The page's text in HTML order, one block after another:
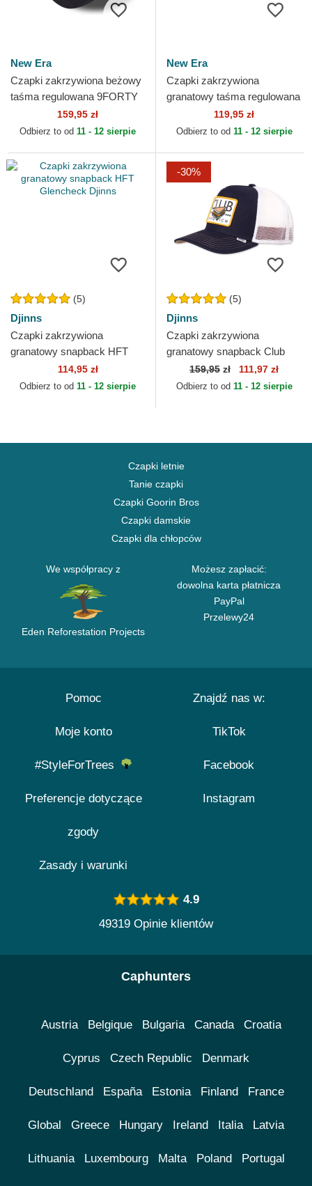
New Era
Czapki zakrzywiona beżowy
taśma regulowana 9FORTY
World Series New York
Yankees MLB New Era
159,95 zł
Odbierz to od 11 - 12 sierpie
New Era
Czapki zakrzywiona
granatowy taśma regulowana
9FORTY Outline New York
Yankees MLB New Era
119,95 zł
Odbierz to od 11 - 12 sierpie
(5)
Djinns
Czapki zakrzywiona
granatowy snapback HFT
Glencheck Djinns
114,95 zł
Odbierz to od 11 - 12 sierpie
-30%
(5)
Djinns
Czapki zakrzywiona
granatowy snapback Club
Sandwich HFT Food Djinns
159,95 zł 111,97 zł
Odbierz to od 11 - 12 sierpie
Czapki letnie
Tanie czapki
Czapki Goorin Bros
Czapki damskie
Czapki dla chłopców
We współpracy z
Eden Reforestation Projects
Możesz zapłacić:
dowolna karta płatnicza
PayPal
Przelewy24
Pomoc
Moje konto
#StyleForTrees
Preferencje dotyczące
zgody
Zasady i warunki
Znajdź nas w:
TikTok
Facebook
Instagram
4.9
49319 Opinie klientów
Caphunters
Austria Belgique Bulgaria Canada Croatia
Cyprus Czech Republic Denmark
Deutschland España Estonia Finland France
Global Greece Hungary Ireland Italia Latvia
Lithuania Luxembourg Malta Poland Portugal